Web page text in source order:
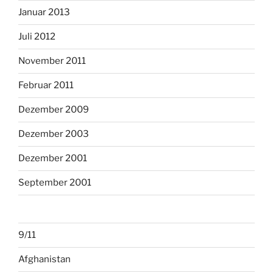
Januar 2013
Juli 2012
November 2011
Februar 2011
Dezember 2009
Dezember 2003
Dezember 2001
September 2001
9/11
Afghanistan